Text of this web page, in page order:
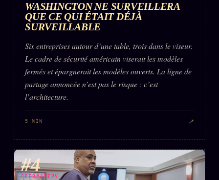
WASHINGTON NE SURVEILLERA
QUE CE QUI ÉTAIT DÉJÀ
SURVEILLABLE
Six entreprises autour d’une table, trois dans le viseur.
Le cadre de sécurité américain viserait les modèles
fermés et épargnerait les modèles ouverts. La ligne de
partage annoncée n’est pas le risque : c’est
l’architecture.
5 MIN ↗
#4
DÉTONATION